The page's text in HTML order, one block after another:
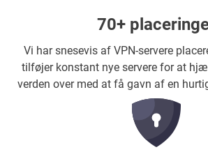
70+
Vi har snesevis af VPN-servere
tilføjer konstant nye servere for at
verden over med at få gavn af en